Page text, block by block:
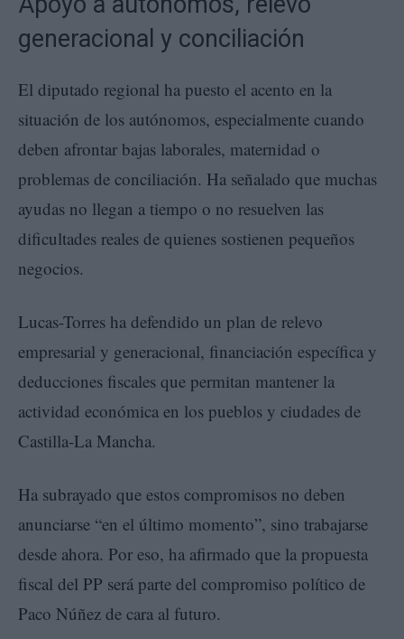
generacional y conciliación
El diputado regional ha puesto el acento en la
situación de los autónomos, especialmente cuando
deben afrontar bajas laborales, maternidad o
problemas de conciliación. Ha señalado que muchas
ayudas no llegan a tiempo o no resuelven las
dificultades reales de quienes sostienen pequeños
negocios.
Lucas-Torres ha defendido un plan de relevo
empresarial y generacional, financiación específica y
deducciones fiscales que permitan mantener la
actividad económica en los pueblos y ciudades de
Castilla-La Mancha.
Ha subrayado que estos compromisos no deben
anunciarse “en el último momento”, sino trabajarse
desde ahora. Por eso, ha afirmado que la propuesta
fiscal del PP será parte del compromiso político de
Paco Núñez de cara al futuro.